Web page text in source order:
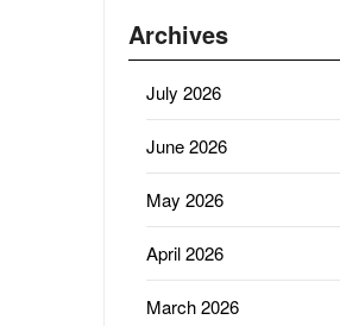
Archives
July 2026
June 2026
May 2026
April 2026
March 2026